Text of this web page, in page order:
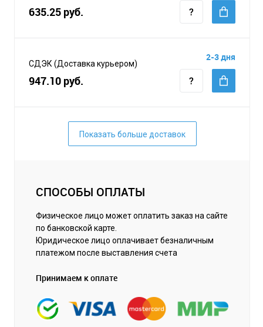
635.25 руб.
СДЭК (Доставка курьером)
947.10 руб.
2-3 дня
Показать больше доставок
СПОСОБЫ ОПЛАТЫ
Физическое лицо может оплатить заказ на сайте
по банковской карте.
Юридическое лицо оплачивает безналичным
платежом после выставления счета
Принимаем к оплате